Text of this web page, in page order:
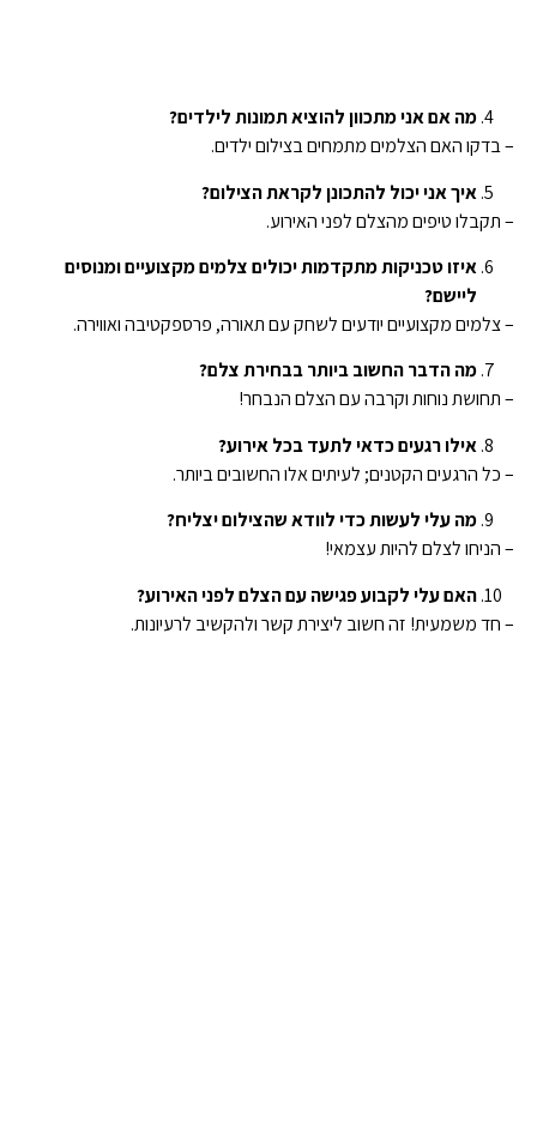
מה אם אני מתכוון להוציא תמונות לילדים?
– בדקו האם הצלמים מתמחים בצילום ילדים.
איך אני יכול להתכונן לקראת הצילום?
– תקבלו טיפים מהצלם לפני האירוע.
איזו טכניקות מתקדמות יכולים צלמים מקצועיים ומנוסים
ליישם?
– צלמים מקצועיים יודעים לשחק עם תאורה, פרספקטיבה ואווירה.
מה הדבר החשוב ביותר בבחירת צלם?
– תחושת נוחות וקרבה עם הצלם הנבחר!
אילו רגעים כדאי לתעד בכל אירוע?
– כל הרגעים הקטנים; לעיתים אלו החשובים ביותר.
מה עלי לעשות כדי לוודא שהצילום יצליח?
– הניחו לצלם להיות עצמאי!
האם עלי לקבוע פגישה עם הצלם לפני האירוע?
– חד משמעית! זה חשוב ליצירת קשר ולהקשיב לרעיונות.